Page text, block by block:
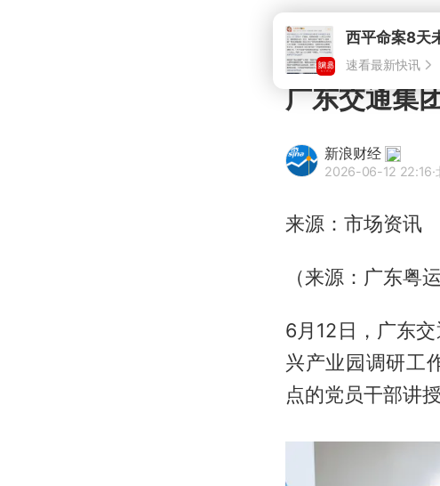
广东交通集
新浪财经
2026-06-12 22:16
来源：市场资讯
（来源：广东粤
6月12日，广东
兴产业园调研工
点的党员干部讲